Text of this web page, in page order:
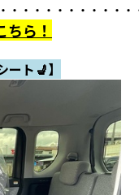
・・・・・・・・・・
ら！
ート💺】